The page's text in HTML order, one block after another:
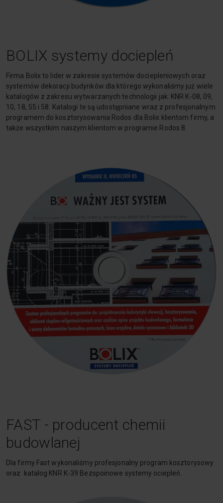
BOLIX systemy dociepleń
Firma Bolix to lider w zakresie systemów dociepleniowych oraz
systemów dekoracji budynków dla którego wykonaliśmy już wiele
katalogów z zakresu wytwarzanych technologii jak: KNR K-08, 09,
10, 18, 55 i 58. Katalogi te są udostępniane wraz z profesjonalnym
programem do kosztorysowania Rodos dla Bolix klientom firmy, a
także wszystkim naszym klientom w programie Rodos 8.
FAST - producent chemii
budowlanej
Dla firmy Fast wykonaliśmy profesjonalny program kosztorysowy
oraz katalog KNR K-39 Bezspoinowe systemy ociepleń.